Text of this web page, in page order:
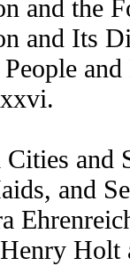
and the
and Its
and
and
Holt